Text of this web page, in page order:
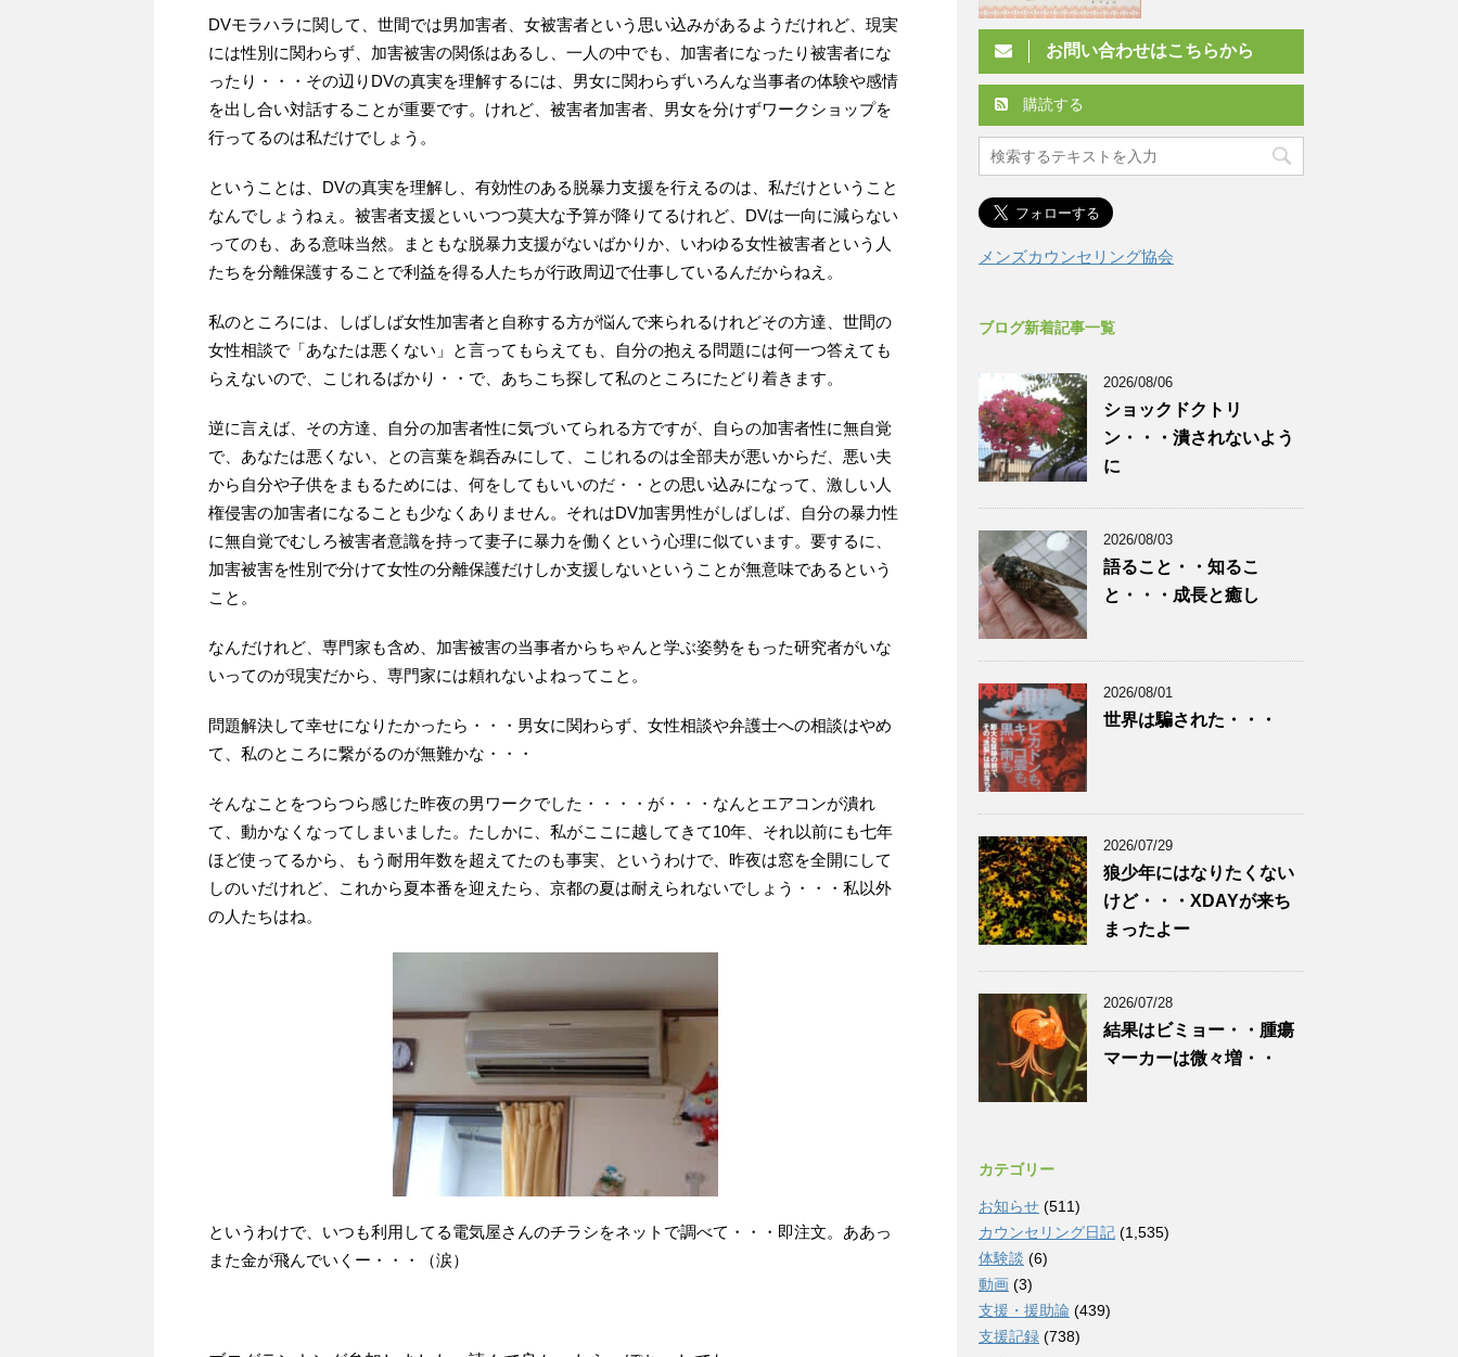
DVモラハラに関して、世間では男加害者、女被害者という思い込みがあるようだけれど、現実
には性別に関わらず、加害被害の関係はあるし、一人の中でも、加害者になったり被害者にな
ったり・・・その辺りDVの真実を理解するには、男女に関わらずいろんな当事者の体験や感情
を出し合い対話することが重要です。けれど、被害者加害者、男女を分けずワークショップを
行ってるのは私だけでしょう。
ということは、DVの真実を理解し、有効性のある脱暴力支援を行えるのは、私だけということ
なんでしょうねぇ。被害者支援といいつつ莫大な予算が降りてるけれど、DVは一向に減らない
ってのも、ある意味当然。まともな脱暴力支援がないばかりか、いわゆる女性被害者という人
たちを分離保護することで利益を得る人たちが行政周辺で仕事しているんだからねえ。
私のところには、しばしば女性加害者と自称する方が悩んで来られるけれどその方達、世間の
女性相談で「あなたは悪くない」と言ってもらえても、自分の抱える問題には何一つ答えても
らえないので、こじれるばかり・・で、あちこち探して私のところにたどり着きます。
逆に言えば、その方達、自分の加害者性に気づいてられる方ですが、自らの加害者性に無自覚
で、あなたは悪くない、との言葉を鵜呑みにして、こじれるのは全部夫が悪いからだ、悪い夫
から自分や子供をまもるためには、何をしてもいいのだ・・との思い込みになって、激しい人
権侵害の加害者になることも少なくありません。それはDV加害男性がしばしば、自分の暴力性
に無自覚でむしろ被害者意識を持って妻子に暴力を働くという心理に似ています。要するに、
加害被害を性別で分けて女性の分離保護だけしか支援しないということが無意味であるという
こと。
なんだけれど、専門家も含め、加害被害の当事者からちゃんと学ぶ姿勢をもった研究者がいな
いってのが現実だから、専門家には頼れないよねってこと。
問題解決して幸せになりたかったら・・・男女に関わらず、女性相談や弁護士への相談はやめ
て、私のところに繋がるのが無難かな・・・
そんなことをつらつら感じた昨夜の男ワークでした・・・・が・・・なんとエアコンが潰れ
て、動かなくなってしまいました。たしかに、私がここに越してきて10年、それ以前にも七年
ほど使ってるから、もう耐用年数を超えてたのも事実、というわけで、昨夜は窓を全開にして
しのいだけれど、これから夏本番を迎えたら、京都の夏は耐えられないでしょう・・・私以外
の人たちはね。
というわけで、いつも利用してる電気屋さんのチラシをネットで調べて・・・即注文。ああっ
また金が飛んでいくー・・・（涙）
お問い合わせはこちらから
購読する
メンズカウンセリング協会
ブログ新着記事一覧
2026/08/06
ショックドクトリ
ン・・・潰されないよう
に
2026/08/03
語ること・・知るこ
と・・・成長と癒し
2026/08/01
世界は騙された・・・
2026/07/29
狼少年にはなりたくない
けど・・・XDAYが来ち
まったよー
2026/07/28
結果はビミョー・・腫瘍
マーカーは微々増・・
カテゴリー
お知らせ (511)
カウンセリング日記 (1,535)
体験談 (6)
動画 (3)
支援・援助論 (439)
支援記録 (738)